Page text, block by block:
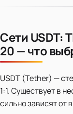
Сети USDT:
20 — что
USDT (Tether) —
1:1. Существует в
сильно зависят от